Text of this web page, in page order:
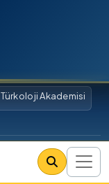
Türkoloji Akademisi